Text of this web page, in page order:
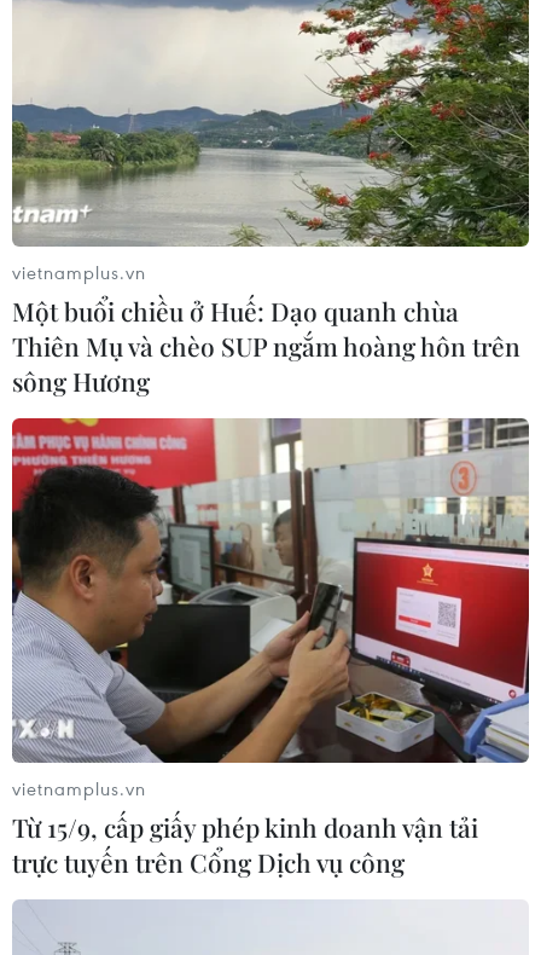
vietnamplus.vn
Một buổi chiều ở Huế: Dạo quanh chùa
Thiên Mụ và chèo SUP ngắm hoàng hôn trên
sông Hương
vietnamplus.vn
Từ 15/9, cấp giấy phép kinh doanh vận tải
trực tuyến trên Cổng Dịch vụ công